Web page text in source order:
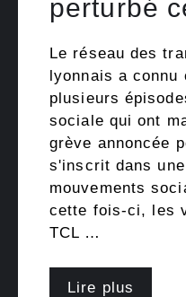
perturbé
Le réseau des
lyonnais a connu
plusieurs
sociale qui ont
grève annoncée
s'inscrit dans
mouvements
cette fois-ci, les
TCL …
Lire plus